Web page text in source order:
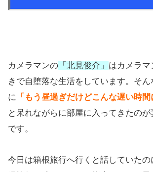
カメラマンの 「北見俊介」 はカメラ
きで自堕落な生活をしています。そ
に 「もう昼過ぎだけどこんな遅い時間
と呆れながらに部屋に入ってきたのが
です。
今日は箱根旅行へ行くと話していた